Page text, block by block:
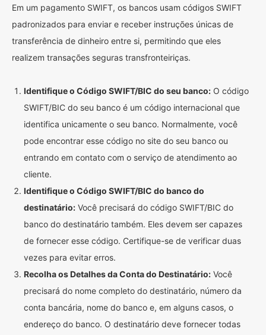
Em um pagamento SWIFT, os bancos usam códigos SWIFT
padronizados para enviar e receber instruções únicas de
transferência de dinheiro entre si, permitindo que eles
realizem transações seguras transfronteiriças.
Identifique o Código SWIFT/BIC do seu banco: O código
SWIFT/BIC do seu banco é um código internacional que
identifica unicamente o seu banco. Normalmente, você
pode encontrar esse código no site do seu banco ou
entrando em contato com o serviço de atendimento ao
cliente.
Identifique o Código SWIFT/BIC do banco do
destinatário: Você precisará do código SWIFT/BIC do
banco do destinatário também. Eles devem ser capazes
de fornecer esse código. Certifique-se de verificar duas
vezes para evitar erros.
Recolha os Detalhes da Conta do Destinatário: Você
precisará do nome completo do destinatário, número da
conta bancária, nome do banco e, em alguns casos, o
endereço do banco. O destinatário deve fornecer todas